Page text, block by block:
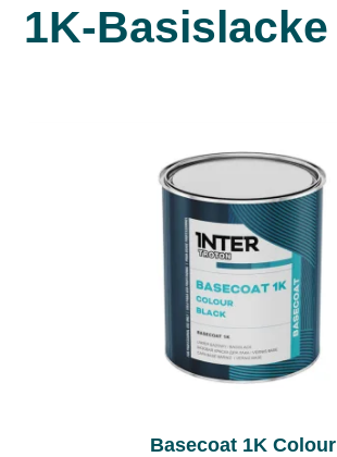
1K-Basislacke
Basecoat 1K Colour